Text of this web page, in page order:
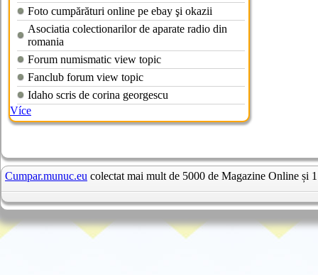
Foto cumpărături online pe ebay şi okazii
Asociatia colectionarilor de aparate radio din
romania
Forum numismatic view topic
Fanclub forum view topic
Idaho scris de corina georgescu
Více
Cumpar.munuc.eu colectat mai mult de 5000 de Magazine Online și